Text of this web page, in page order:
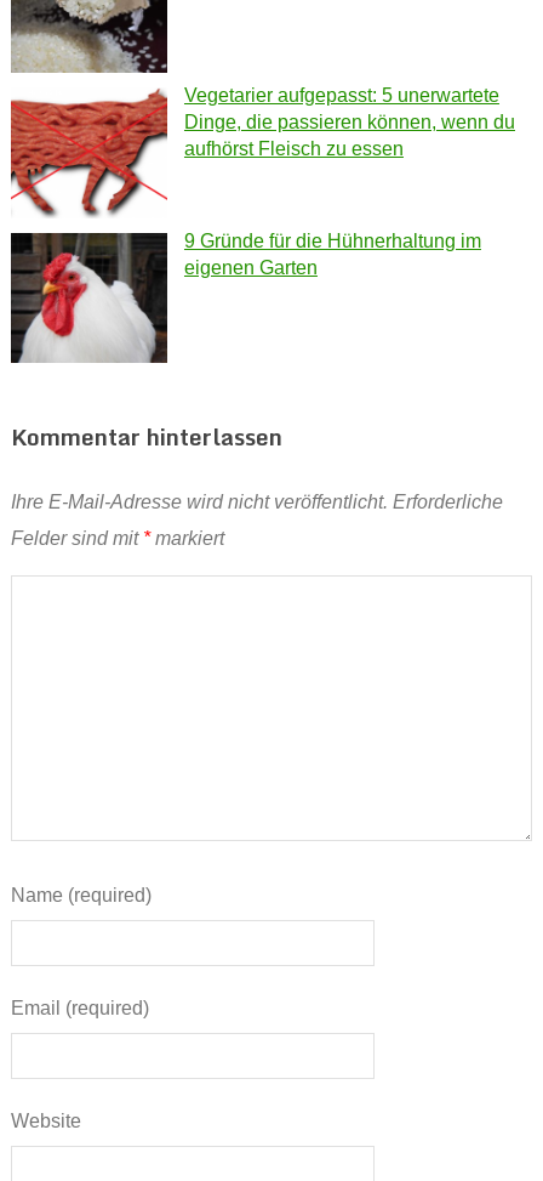
Vegetarier aufgepasst: 5 unerwartete
Dinge, die passieren können, wenn du
aufhörst Fleisch zu essen
9 Gründe für die Hühnerhaltung im
eigenen Garten
Kommentar hinterlassen
Ihre E-Mail-Adresse wird nicht veröffentlicht. Erforderliche
Felder sind mit *markiert
Name (required)
Email (required)
Website